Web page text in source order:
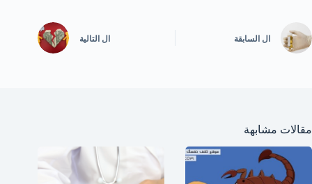
ال السابقة ال التالية
مقالات مشابهة